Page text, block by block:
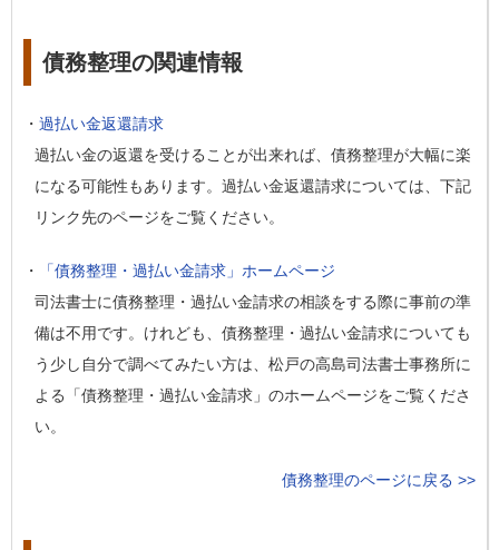
債務整理の関連情報
・ 過払い金返還請求
過払い金の返還を受けることが出来れば、債務整理が大幅に楽
になる可能性もあります。過払い金返還請求については、下記
リンク先のページをご覧ください。
・
「債務整理・過払い金請求」ホームページ
司法書士に債務整理・過払い金請求の相談をする際に事前の準
備は不用です。けれども、債務整理・過払い金請求についても
う少し自分で調べてみたい方は、松戸の高島司法書士事務所に
よる「債務整理・過払い金請求」のホームページをご覧くださ
い。
債務整理のページに戻る >>